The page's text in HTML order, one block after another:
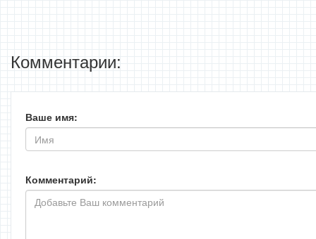
Комментарии:
Ваше имя:
Комментарий: